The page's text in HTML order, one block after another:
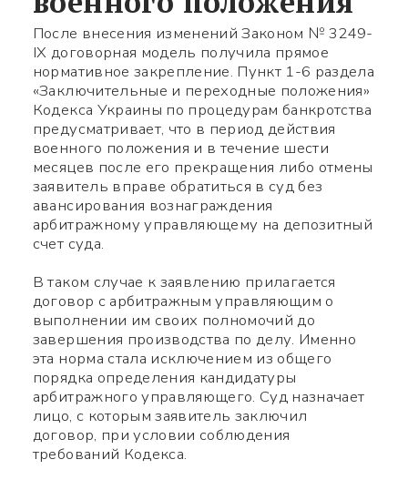
После внесения изменений Законом № 3249-
IX договорная модель получила прямое
нормативное закрепление. Пункт 1-6 раздела
«Заключительные и переходные положения»
Кодекса Украины по процедурам банкротства
предусматривает, что в период действия
военного положения и в течение шести
месяцев после его прекращения либо отмены
заявитель вправе обратиться в суд без
авансирования вознаграждения
арбитражному управляющему на депозитный
счет суда.
В таком случае к заявлению прилагается
договор с арбитражным управляющим о
выполнении им своих полномочий до
завершения производства по делу. Именно
эта норма стала исключением из общего
порядка определения кандидатуры
арбитражного управляющего. Суд назначает
лицо, с которым заявитель заключил
договор, при условии соблюдения
требований Кодекса.